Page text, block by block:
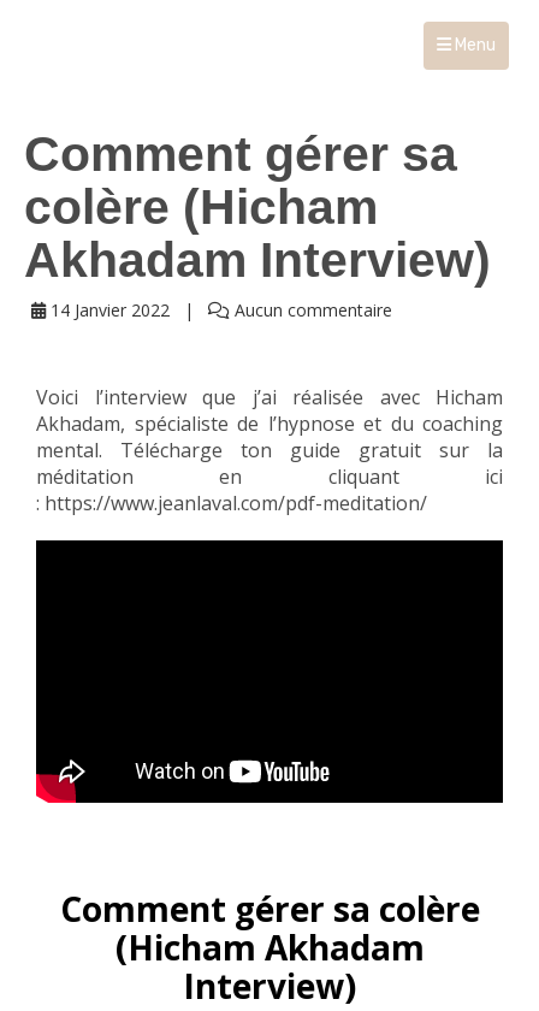
Menu
Comment gérer sa
colère (Hicham
Akhadam Interview)
14 Janvier 2022 Aucun commentaire
Voici l’interview que j’ai réalisée avec Hicham
Akhadam, spécialiste de l’hypnose et du coaching
mental. Télécharge ton guide gratuit sur la
méditation en cliquant ici
: https://www.jeanlaval.com/pdf-meditation/
Comment gérer sa colère
(Hicham Akhadam
Interview)